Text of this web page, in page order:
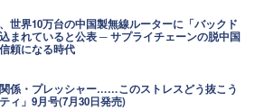
世界10万台の中国製無線ルーターに「バックド
まれていると公表 ─ サプライチェーンの脱中国
頼になる時代
係・プレッシャー……このストレスどう抜こう
ィ」9月号(7月30日発売)